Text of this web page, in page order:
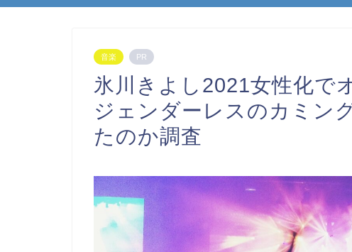
音楽 PR
氷川きよし2021女性化で
ジェンダーレスのカミン
たのか調査